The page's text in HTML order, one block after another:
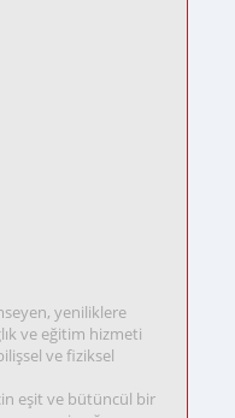
yeniliklere
ve eğitim hizmeti
ve fiziksel
eşit ve bütüncül bir